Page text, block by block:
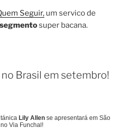
Seguir, um servico de
super bacana.
Brasil em setembro!
Lily Allen se apresentará em São
Via Funchal!